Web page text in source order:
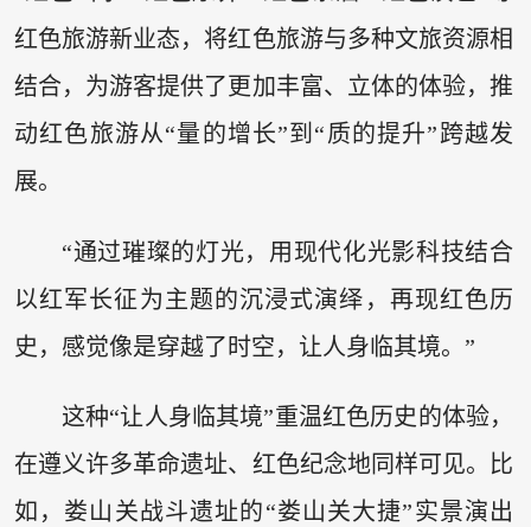
红色旅游新业态，将红色旅游与多种文旅资源相
结合，为游客提供了更加丰富、立体的体验，推
动红色旅游从“量的增长”到“质的提升”跨越发
展。
“通过璀璨的灯光，用现代化光影科技结合
以红军长征为主题的沉浸式演绎，再现红色历
史，感觉像是穿越了时空，让人身临其境。”
这种“让人身临其境”重温红色历史的体验，
在遵义许多革命遗址、红色纪念地同样可见。比
如，娄山关战斗遗址的“娄山关大捷”实景演出